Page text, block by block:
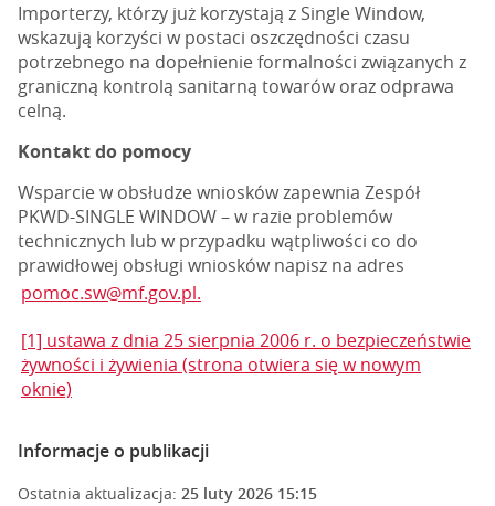
Importerzy, którzy już korzystają z Single Window,
wskazują korzyści w postaci oszczędności czasu
potrzebnego na dopełnienie formalności związanych z
graniczną kontrolą sanitarną towarów oraz odprawa
celną.
Kontakt do pomocy
Wsparcie w obsłudze wniosków zapewnia Zespół
PKWD-SINGLE WINDOW – w razie problemów
technicznych lub w przypadku wątpliwości co do
prawidłowej obsługi wniosków napisz na adres
pomoc.sw@mf.gov.pl.
[1] ustawa z dnia 25 sierpnia 2006 r. o bezpieczeństwie
żywności i żywienia (strona otwiera się w nowym
oknie)
Informacje o publikacji
Ostatnia aktualizacja: 25 luty 2026 15:15